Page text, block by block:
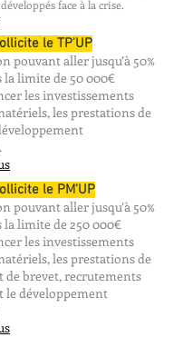
face à la crise.
le TP'UP
pouvant aller jusqu’à 50%
limite de 50 000€
les investissements
les prestations de
le PM'UP
pouvant aller jusqu’à 50%
limite de 250 000€
les investissements
les prestations de
de brevet, recrutements
le développement